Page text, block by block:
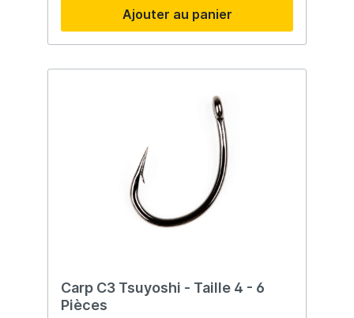
Ajouter au panier
Carp C3 Tsuyoshi - Taille 4 - 6
Pièces